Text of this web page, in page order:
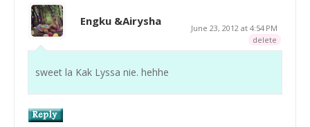
Engku &Airysha
June 23, 2012 at 4:54 PM
delete
sweet la Kak Lyssa nie. hehhe